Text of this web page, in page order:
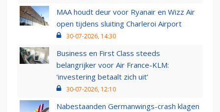
MAA houdt deur voor Ryanair en Wizz Air
open tijdens sluiting Charleroi Airport
30-07-2026, 14:30
Business en First Class steeds
belangrijker voor Air France-KLM:
‘investering betaalt zich uit’
30-07-2026, 12:10
Nabestaanden Germanwings-crash klagen